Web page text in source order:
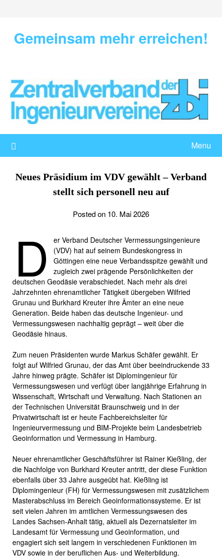
contentGemeinsam mehr erreichen!
Menu
Neues Präsidium im VDV gewählt – Verband
stellt sich personell neu auf
Posted on 10. Mai 2026
D
er Verband Deutscher Vermessungsingenieure
(VDV) hat auf seinem Bundeskongress in
Göttingen eine neue Verbandsspitze gewählt und
zugleich zwei prägende Persönlichkeiten der
deutschen Geodäsie verabschiedet. Nach mehr als drei
Jahrzehnten ehrenamtlicher Tätigkeit übergeben Wilfried
Grunau und Burkhard Kreuter ihre Ämter an eine neue
Generation. Beide haben das deutsche Ingenieur- und
Vermessungswesen nachhaltig geprägt – weit über die
Geodäsie hinaus.
Zum neuen Präsidenten wurde Markus Schäfer gewählt. Er
folgt auf Wilfried Grunau, der das Amt über beeindruckende 33
Jahre hinweg prägte. Schäfer ist Diplomingenieur für
Vermessungswesen und verfügt über langjährige Erfahrung in
Wissenschaft, Wirtschaft und Verwaltung. Nach Stationen an
der Technischen Universität Braunschweig und in der
Privatwirtschaft ist er heute Fachbereichsleiter für
Ingenieurvermessung und BIM-Projekte beim Landesbetrieb
Geoinformation und Vermessung in Hamburg.
Neuer ehrenamtlicher Geschäftsführer ist Rainer Kießling, der
die Nachfolge von Burkhard Kreuter antritt, der diese Funktion
ebenfalls über 33 Jahre ausgeübt hat. Kießling ist
Diplomingenieur (FH) für Vermessungswesen mit zusätzlichem
Masterabschluss im Bereich Geoinformationssysteme. Er ist
seit vielen Jahren im amtlichen Vermessungswesen des
Landes Sachsen-Anhalt tätig, aktuell als Dezernatsleiter im
Landesamt für Vermessung und Geoinformation, und
engagiert sich seit langem in verschiedenen Funktionen im
VDV sowie in der beruflichen Aus- und Weiterbildung.